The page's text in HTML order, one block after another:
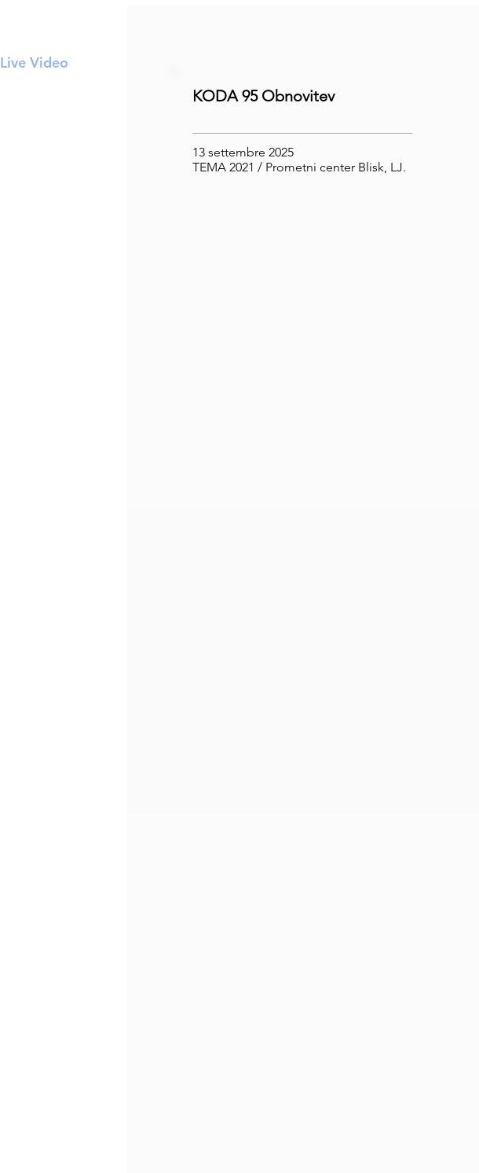
KODA 95 Obnovitev
13 settembre 2025
TEMA 2021 / Prometni center Blisk, LJ.
Live Video